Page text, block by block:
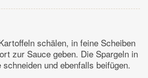
schälen, in feine Scheiben
zur Sauce geben. Die Spargeln in
und ebenfalls beifügen.